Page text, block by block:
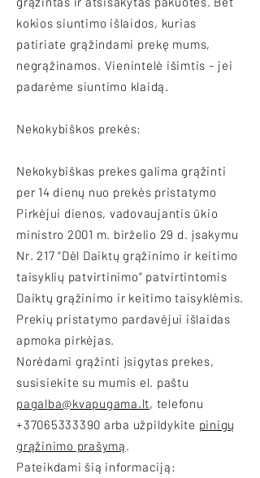
kokios siuntimo išlaidos, kurias
patiriate grąžindami prekę mums,
negrąžinamos. Vienintelė išimtis – jei
padarėme siuntimo klaidą.
Nekokybiškos prekės:
Nekokybiškas prekes galima grąžinti
per 14 dienų nuo prekės pristatymo
Pirkėjui dienos, vadovaujantis ūkio
ministro 2001 m. birželio 29 d. įsakymu
Nr. 217 “Dėl Daiktų grąžinimo ir keitimo
taisyklių patvirtinimo” patvirtintomis
Daiktų grąžinimo ir keitimo taisyklėmis.
Prekių pristatymo pardavėjui išlaidas
apmoka pirkėjas.
Norėdami grąžinti įsigytas prekes,
susisiekite su mumis el. paštu
pagalba@kvapugama.lt, telefonu
+37065333390 arba užpildykite pinigų
grąžinimo prašymą
Pateikdami šią informaciją: